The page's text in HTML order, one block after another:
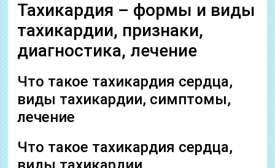
Тахикардия – формы и виды
тахикардии, признаки,
диагностика, лечение
Что такое тахикардия сердца,
виды тахикардии, симптомы,
лечение
Что такое тахикардия сердца,